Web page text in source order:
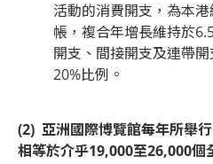
活動的消費開支，為本
帳，複合年增長維持於
開支、間接開支及連帶
20%比例。
(2) 亞洲國際博覽館每年所舉
相等於介乎19,000至26,000個